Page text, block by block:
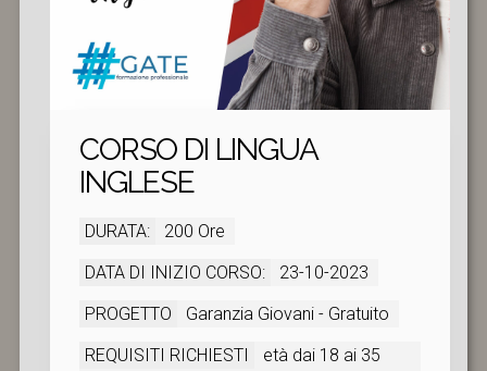
CORSO DI LINGUA
INGLESE
DURATA:
200 Ore
DATA DI INIZIO CORSO:
23-10-2023
PROGETTO
Garanzia Giovani - Gratuito
REQUISITI RICHIESTI
età dai 18 ai 35